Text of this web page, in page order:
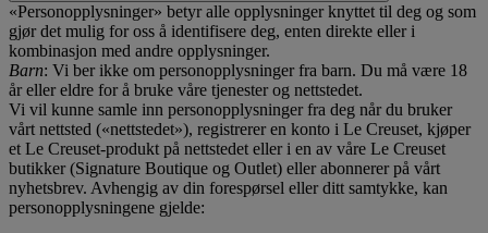
«Personopplysninger» betyr alle opplysninger knyttet til deg og som
gjør det mulig for oss å identifisere deg, enten direkte eller i
kombinasjon med andre opplysninger.
Barn: Vi ber ikke om personopplysninger fra barn. Du må være 18
år eller eldre for å bruke våre tjenester og nettstedet.
Vi vil kunne samle inn personopplysninger fra deg når du bruker
vårt nettsted («nettstedet»), registrerer en konto i Le Creuset, kjøper
et Le Creuset-produkt på nettstedet eller i en av våre Le Creuset
butikker (Signature Boutique og Outlet) eller abonnerer på vårt
nyhetsbrev. Avhengig av din forespørsel eller ditt samtykke, kan
personopplysningene gjelde: